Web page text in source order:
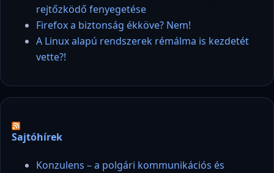
rejtőzködő fenyegetése
Firefox a biztonság ékköve? Nem!
A Linux alapú rendszerek rémálma is kezdetét
vette?!
Sajtóhírek
Konzulens – a polgári kommunikációs és